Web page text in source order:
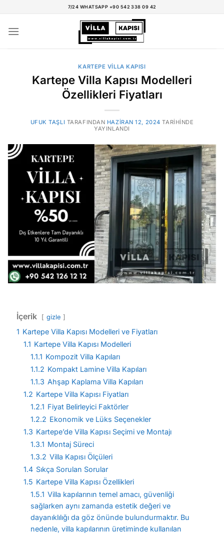
7/24 WHATSAPP +90 542 338 09 42
KARTEPE VILLA KAPISI
Kartepe Villa Kapısı Modelleri
Özellikleri Fiyatları
UFUK TAŞLI TARAFINDAN HAZIRAN 12, 2024 TARIHINDE
YAYINLANDI
İçerik gizle
1 Kartepe Villa Kapısı Modelleri ve Fiyatları
1.1 Kartepe Villa Kapısı Modelleri
1.1.1 Kompozit Villa Kapıları
1.1.2 Kompakt Lamine Villa Kapıları
1.1.3 Ahşap Kaplama Villa Kapıları
1.2 Kartepe Villa Kapısı Fiyatları
1.2.1 Fiyat Belirleyici Faktörler
1.2.2 Ekonomik ve Lüks Seçenekler
1.3 Kartepe’de Villa Kapısı Seçimi ve Montajı
1.3.1 Montaj Süreci
1.3.2 Villa Kapısı Ölçüleri
1.4 Sıkça Sorulan Sorular
1.5 Kartepe Villa Kapısı Özellikleri
1.5.1 Villa kapılarının temel amacı, güvenliği
sağlarken aynı zamanda estetik değeri ve
dayanıklılığı da göz önünde bulundurmaktır. Bu
nedenle, villa kapılarının üretiminde kullanılan